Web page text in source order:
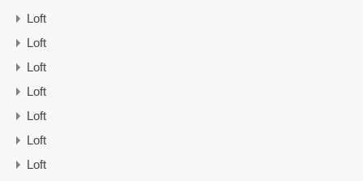
Loft
Loft
Loft
Loft
Loft
Loft
Loft